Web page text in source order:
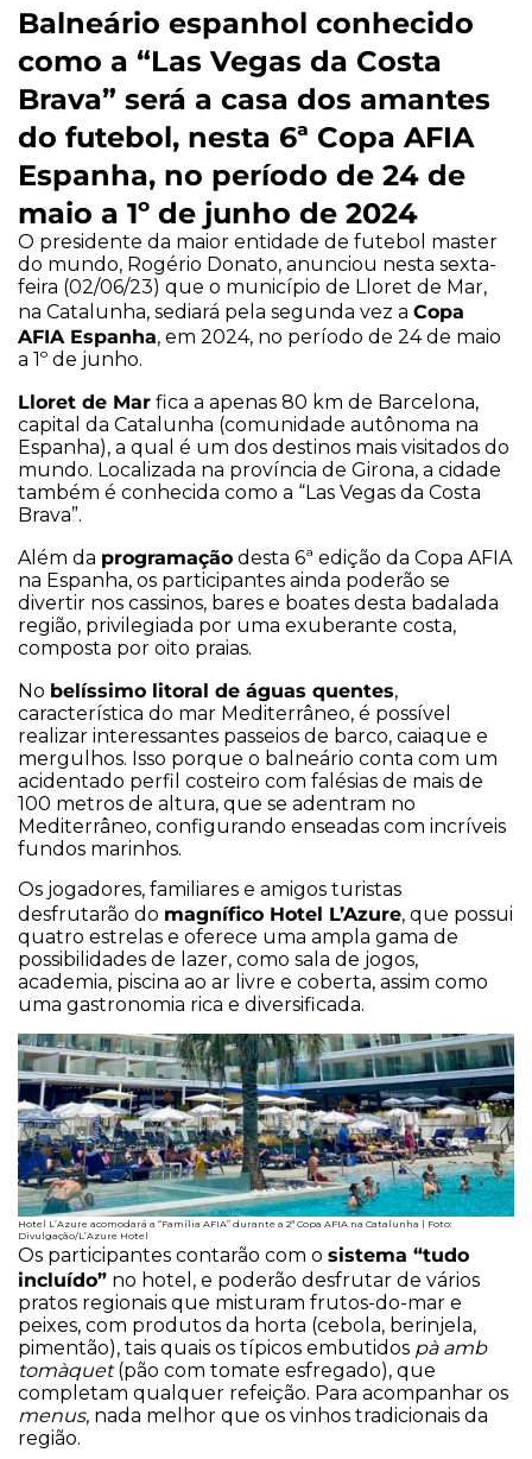
Balneário espanhol conhecido
como a “Las Vegas da Costa
Brava” será a casa dos amantes
do futebol, nesta 6ª Copa AFIA
Espanha, no período de 24 de
maio a 1º de junho de 2024
O presidente da maior entidade de futebol master
do mundo, Rogério Donato, anunciou nesta sexta-
feira (02/06/23) que o município de Lloret de Mar,
na Catalunha, sediará pela segunda vez a Copa
AFIA Espanha, em 2024, no período de 24 de maio
a 1º de junho.
Lloret de Mar fica a apenas 80 km de Barcelona,
capital da Catalunha (comunidade autônoma na
Espanha), a qual é um dos destinos mais visitados do
mundo. Localizada na província de Girona, a cidade
também é conhecida como a “Las Vegas da Costa
Brava”.
Além da programação desta 6ª edição da Copa AFIA
na Espanha, os participantes ainda poderão se
divertir nos cassinos, bares e boates desta badalada
região, privilegiada por uma exuberante costa,
composta por oito praias.
No belíssimo litoral de águas quentes,
característica do mar Mediterrâneo, é possível
realizar interessantes passeios de barco, caiaque e
mergulhos. Isso porque o balneário conta com um
acidentado perfil costeiro com falésias de mais de
100 metros de altura, que se adentram no
Mediterrâneo, configurando enseadas com incríveis
fundos marinhos.
Os jogadores, familiares e amigos turistas
desfrutarão do magnífico Hotel L’Azure, que possui
quatro estrelas e oferece uma ampla gama de
possibilidades de lazer, como sala de jogos,
academia, piscina ao ar livre e coberta, assim como
uma gastronomia rica e diversificada.
Hotel L’Azure acomodará a “Família AFIA” durante a 2ª Copa AFIA na Catalunha | Foto:
Divulgação/L’Azure Hotel
Os participantes contarão com o sistema “tudo
incluído” no hotel, e poderão desfrutar de vários
pratos regionais que misturam frutos-do-mar e
peixes, com produtos da horta (cebola, berinjela,
pimentão), tais quais os típicos embutidos pà amb
tomàquet(pão com tomate esfregado), que
completam qualquer refeição. Para acompanhar os
menus, nada melhor que os vinhos tradicionais da
região.